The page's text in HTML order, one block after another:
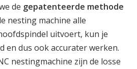
de gepatenteerde methode
nesting machine alle
uitvoert, kun je
en dus ook accurater werken.
nestingmachine zijn de losse